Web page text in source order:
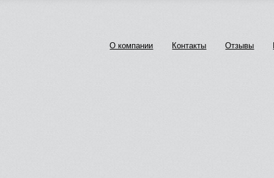
О компании Контакты Отзывы